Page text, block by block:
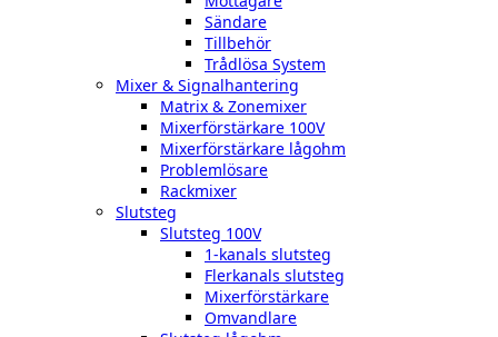
Sändare
Tillbehör
Trådlösa System
Mixer & Signalhantering
Matrix & Zonemixer
Mixerförstärkare 100V
Mixerförstärkare lågohm
Problemlösare
Rackmixer
Slutsteg
Slutsteg 100V
1-kanals slutsteg
Flerkanals slutsteg
Mixerförstärkare
Omvandlare